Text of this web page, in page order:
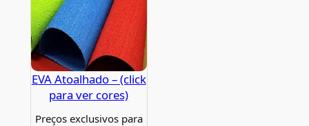
EVA Atoalhado – (click
para ver cores)
Preços exclusivos para